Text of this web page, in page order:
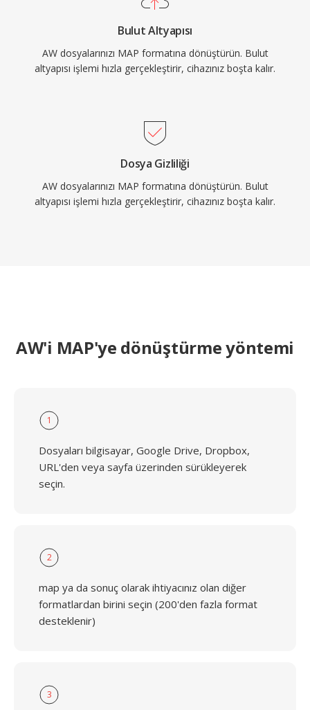
Bulut Altyapısı
AW dosyalarınızı MAP formatına dönüştürün. Bulut
altyapısı işlemi hızla gerçekleştirir, cihazınız boşta kalır.
Dosya Gizliliği
AW dosyalarınızı MAP formatına dönüştürün. Bulut
altyapısı işlemi hızla gerçekleştirir, cihazınız boşta kalır.
AW'i MAP'ye dönüştürme yöntemi
1
Dosyaları bilgisayar, Google Drive, Dropbox,
URL'den veya sayfa üzerinden sürükleyerek
seçin.
2
map ya da sonuç olarak ihtiyacınız olan diğer
formatlardan birini seçin (200'den fazla format
desteklenir)
3